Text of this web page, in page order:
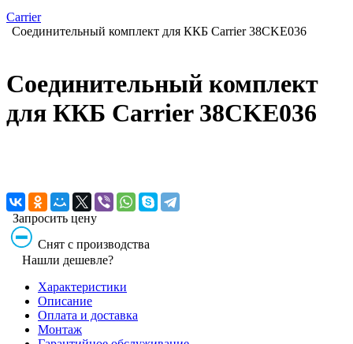
Carrier
Соединительный комплект для ККБ Carrier 38CKE036
Соединительный комплект
для ККБ Carrier 38CKE036
Запросить цену
Снят с производства
Нашли дешевле?
Характеристики
Описание
Оплата и доставка
Монтаж